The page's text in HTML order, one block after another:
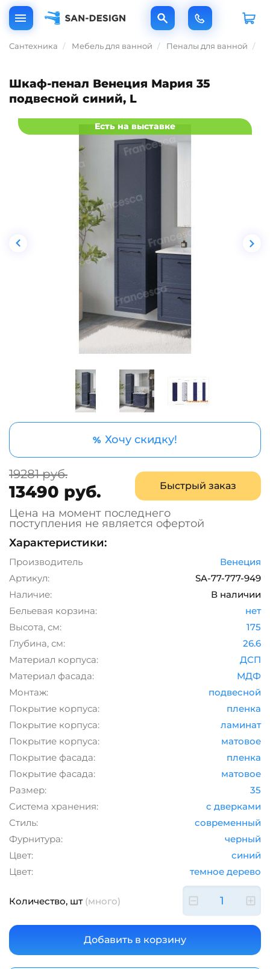
Сантехника Мебель для ванной Пеналы для ванной
Шкаф-пенал Венеция Мария 35
подвесной синий, L
Есть на выставке
% Хочу скидку!
19281 руб.
13490 руб. Быстрый заказ
Цена на момент последнего
поступления не является офертой
Характеристики:
Производитель
Венеция
Артикул:
SA-77-777-949
Наличие:
В наличии
Бельевая корзина:
нет
Высота, см:
175
Глубина, см:
26.6
Материал корпуса:
ДСП
Материал фасада:
МДФ
Монтаж:
подвесной
Покрытие корпуса:
пленка
Покрытие корпуса:
ламинат
Покрытие корпуса:
матовое
Покрытие фасада:
пленка
Покрытие фасада:
матовое
Размер:
35
Система хранения:
с дверками
Стиль:
современный
Фурнитура:
черный
Цвет:
синий
Цвет:
темное дерево
Количество, шт (много)